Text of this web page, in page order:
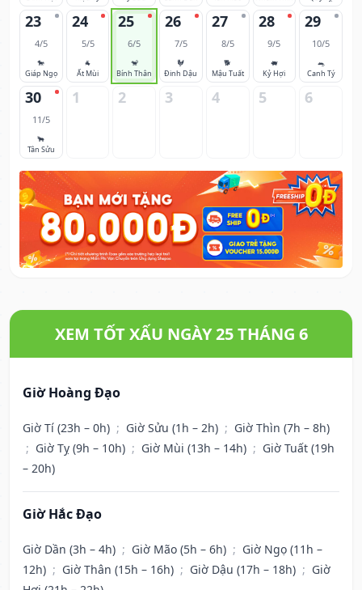
23
4/5
🐎
Giáp Ngọ
24
5/5
🐐
Ất Mùi
25
6/5
🐒
Bính Thân
26
7/5
🐓
Đinh Dậu
27
8/5
🐕
Mậu Tuất
28
9/5
🐖
Kỷ Hợi
29
10/5
🐀
Canh Tý
30
11/5
🐂
Tân Sửu
1 2 3 4 5 6
XEM TỐT XẤU NGÀY 25 THÁNG 6
Giờ Hoàng Đạo
Giờ Tí (23h – 0h) ; Giờ Sửu (1h – 2h) ; Giờ Thìn (7h – 8h)
; Giờ Tỵ (9h – 10h) ; Giờ Mùi (13h – 14h) ; Giờ Tuất (19h
– 20h)
Giờ Hắc Đạo
Giờ Dần (3h – 4h) ; Giờ Mão (5h – 6h) ; Giờ Ngọ (11h –
12h) ; Giờ Thân (15h – 16h) ; Giờ Dậu (17h – 18h) ; Giờ